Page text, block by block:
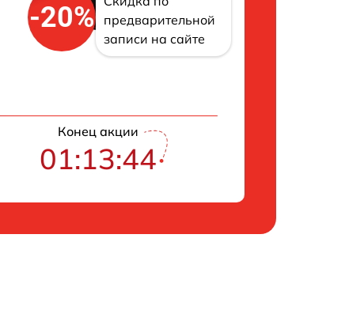
-20%
предварительной
записи на сайте
Конец акции
01:13:43